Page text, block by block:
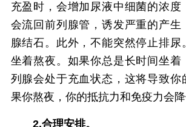
充盈时，会增加尿液中细菌的浓度
会流回前列腺管，诱发严重的产生
腺结石。此外，不能突然停止排尿
坐着熬夜。如果你总是长时间坐着
列腺会处于充血状态，这将导致你
果你熬夜，你的抵抗力和免疫力会降
2.合理安排。